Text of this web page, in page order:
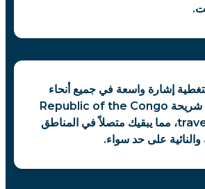
إشارة واسعة في جميع أنحاء
البلاد مع شريحة Republic of the Congo
travel eSIM، مما يبقيك متصلاً في المناطق
والنائية على حد سواء.